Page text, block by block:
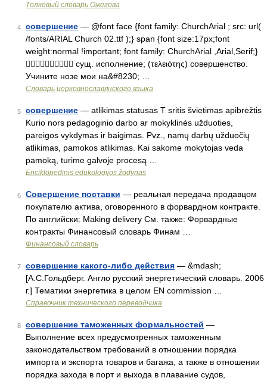
Толковый словарь Ожегова
4 совершение — @font face {font family: ChurchArial ; src: url(
/fonts/ARIAL Church 02.ttf );} span {font size:17px;font
weight:normal !important; font family: ChurchArial ,Arial,Serif;}
 сущ. исполнение; (τελειότης) совершенство.
Учините нозе мои на&#8230; …
Словарь церковнославянского языка
5 совершение — atlikimas statusas T sritis švietimas apibrėžtis
Kurio nors pedagoginio darbo ar mokyklinės užduoties,
pareigos vykdymas ir baigimas. Pvz., namų darbų užduočių
atlikimas, pamokos atlikimas. Kai sakome mokytojas veda
pamoką, turime galvoje procesą …
Enciklopedinis edukologijos žodynas
6 Совершение поставки — реальная передача продавцом
покупателю актива, оговоренного в форвардном контракте.
По английски: Making delivery См. также: Форвардные
контракты Финансовый словарь Финам …
Финансовый словарь
7 совершение какого-либо действия — &mdash;
[А.С.Гольдберг. Англо русский энергетический словарь. 2006
г.] Тематики энергетика в целом EN commission …
Справочник технического переводчика
8 совершение таможенных формальностей —
Выполнение всех предусмотренных таможенным
законодательством требований в отношении порядка
импорта и экспорта товаров и багажа, а также в отношении
порядка захода в порт и выхода в плавание судов,